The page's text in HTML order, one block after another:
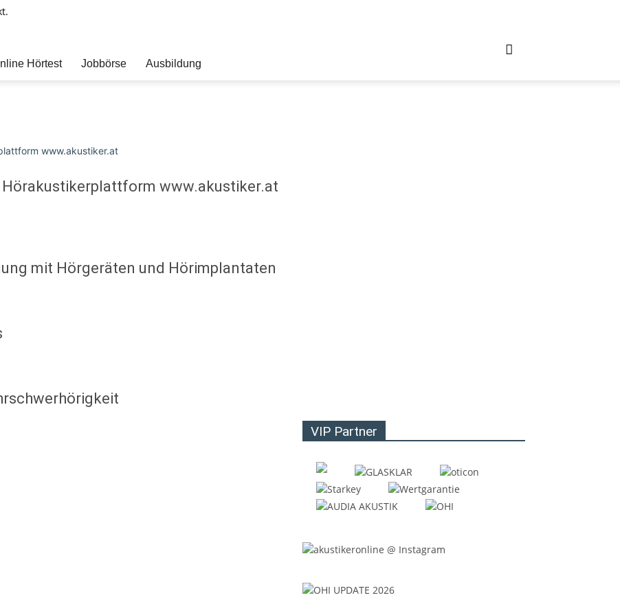
Hörtest Jobbörse Ausbildung
www.akustiker.at
mit Hörgeräten und Hörimplantaten
VIP Partner